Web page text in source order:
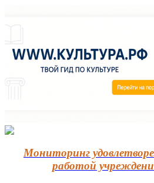
Мониторинг
работой